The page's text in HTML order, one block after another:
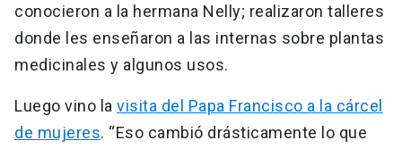
conocieron a la hermana Nelly; realizaron talleres
donde les enseñaron a las internas sobre plantas
medicinales y algunos usos.
Luego vino la visita del Papa Francisco a la cárcel
de mujeres. “Eso cambió drásticamente lo que